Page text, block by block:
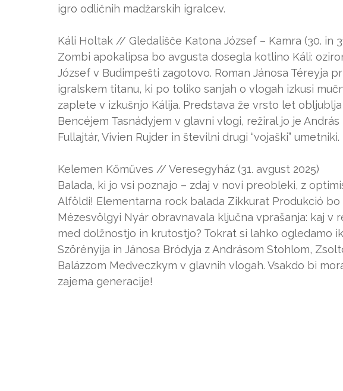
igro odličnih madžarskih igralcev.
Káli Holtak // Gledališče Katona József – Kamra (30. in
Zombi apokalipsa bo avgusta dosegla kotlino Káli:
József v Budimpešti zagotovo. Roman Jánosa Téreyja
igralskem titanu, ki po toliko sanjah o vlogah izkusi
zaplete v izkušnjo Kálija. Predstava že vrsto let
Bencéjem Tasnádyjem v glavni vlogi, režiral jo je
Fullajtár, Vivien Rujder in številni drugi “vojaški” umetniki.
Kelemen Kőműves // Veresegyház (31. avgust 2025)
Balada, ki jo vsi poznajo – zdaj v novi preobleki, z
Alföldi! Elementarna rock balada Zikkurat Produkció
Mézesvölgyi Nyár obravnavala ključna vprašanja: kaj v
med dolžnostjo in krutostjo? Tokrat si lahko ogledamo
Szörényija in Jánosa Bródyja z Andrásom Stohlom,
Balázzom Medveczkym v glavnih vlogah. Vsakdo bi
zajema generacije!